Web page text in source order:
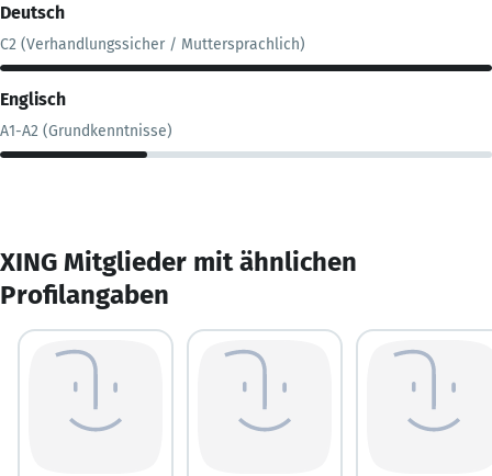
Deutsch
C2 (Verhandlungssicher / Muttersprachlich)
Englisch
A1-A2 (Grundkenntnisse)
XING Mitglieder mit ähnlichen
Profilangaben